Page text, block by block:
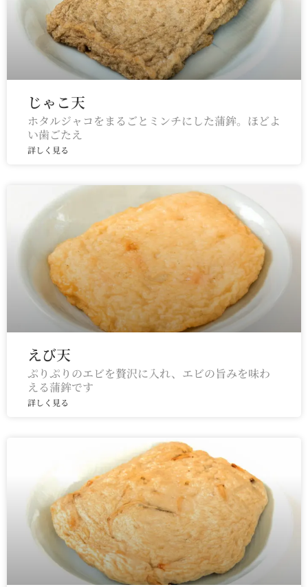
じゃこ天
ホタルジャコをまるごとミンチにした蒲鉾。ほどよ
い歯ごたえ
詳しく見る
えび天
ぷりぷりのエビを贅沢に入れ、エビの旨みを味わ
える蒲鉾です
詳しく見る